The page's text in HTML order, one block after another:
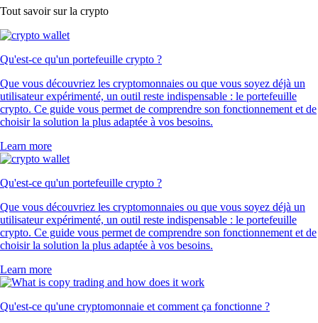
Tout savoir sur la crypto
Qu'est-ce qu'un portefeuille crypto ?
Que vous découvriez les cryptomonnaies ou que vous soyez déjà un
utilisateur expérimenté, un outil reste indispensable : le portefeuille
crypto. Ce guide vous permet de comprendre son fonctionnement et de
choisir la solution la plus adaptée à vos besoins.
Learn more
Qu'est-ce qu'un portefeuille crypto ?
Que vous découvriez les cryptomonnaies ou que vous soyez déjà un
utilisateur expérimenté, un outil reste indispensable : le portefeuille
crypto. Ce guide vous permet de comprendre son fonctionnement et de
choisir la solution la plus adaptée à vos besoins.
Learn more
Qu'est-ce qu'une cryptomonnaie et comment ça fonctionne ?